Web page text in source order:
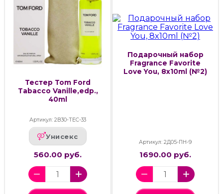
Тестер Tom Ford
Tabacco Vanille,edp.,
40ml
Артикул: 2В30-ТЕС-33
Унисекс
560.00 руб.
Подарочный набор
Fragrance Favorite
Love You, 8x10ml (№2)
Артикул: 2Д05-ПН-9
1690.00 руб.